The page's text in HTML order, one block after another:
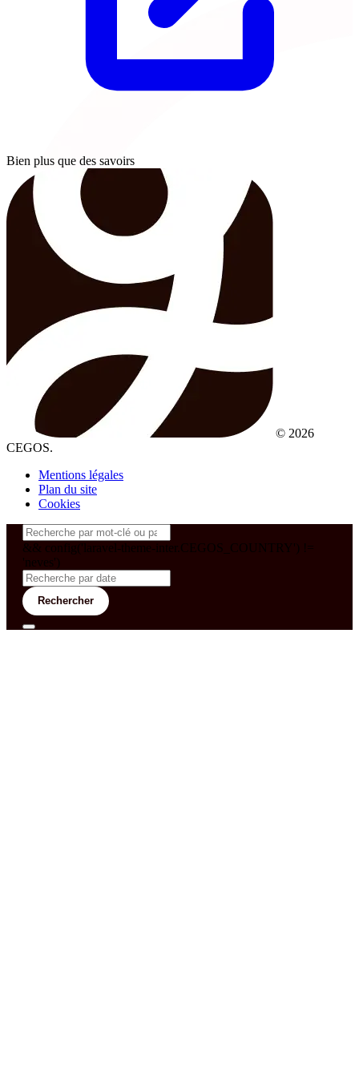
Bien plus que des savoirs
© 2026
CEGOS.
Mentions légales
Plan du site
Cookies
&& config('laravel-theme-inter.CEGOS_COUNTRY') !=
'neves')
Rechercher